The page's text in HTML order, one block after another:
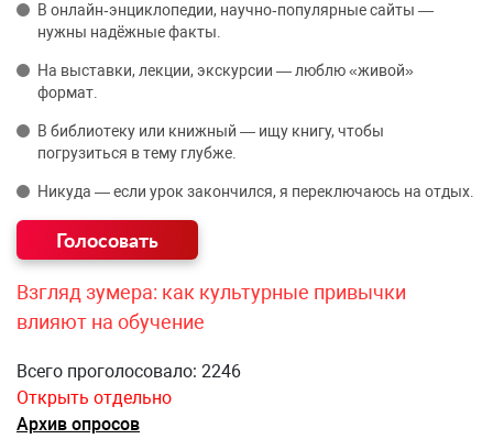
В онлайн‑энциклопедии, научно‑популярные сайты —
нужны надёжные факты.
На выставки, лекции, экскурсии — люблю «живой»
формат.
В библиотеку или книжный — ищу книгу, чтобы
погрузиться в тему глубже.
Никуда — если урок закончился, я переключаюсь на отдых.
Взгляд зумера: как культурные привычки
влияют на обучение
Всего проголосовало: 2246
Открыть отдельно
Архив опросов